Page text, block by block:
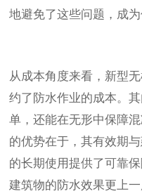
地避免了这些问题，成
从成本角度来看，新型
约了防水作业的成本。
单，还能在无形中保障
的优势在于，其有效期
的长期使用提供了可靠
建筑物的防水效果更上